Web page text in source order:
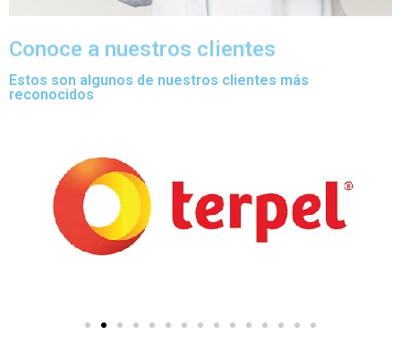
Conoce a nuestros clientes
Estos son algunos de nuestros clientes más
reconocidos